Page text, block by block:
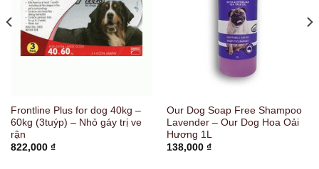
Frontline Plus for dog 40kg –
60kg (3tuýp) – Nhỏ gáy trị ve
rận
822,000 ₫
Our Dog Soap Free Shampoo
Lavender – Our Dog Hoa Oải
Hương 1L
138,000 ₫